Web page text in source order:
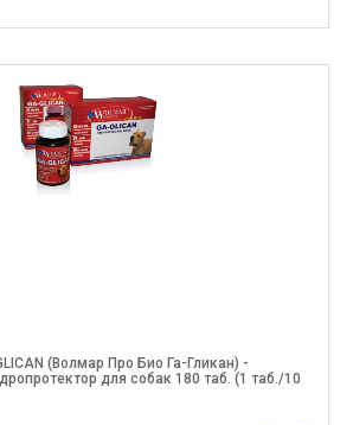
(Волмар Про Био Га-Гликан) -
для собак 180 таб. (1 таб./10